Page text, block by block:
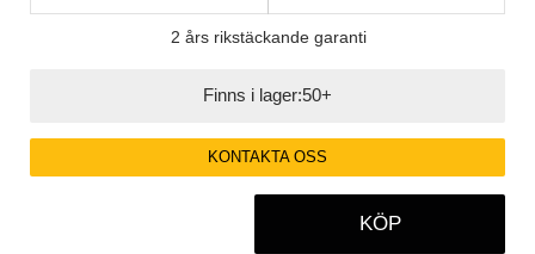
2 års rikstäckande garanti
Finns i lager:50+
KONTAKTA OSS
KÖP